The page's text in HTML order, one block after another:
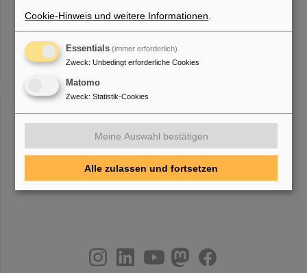
Technologie bzw. Produkt bezogeneInformationen
werden, sodass die ersten Anpassungen stattfinden können. In
diesem Sinne können die [...] n Anforderungen an
Leistungsfähigkeiten, zeitliche Lastverteilungen und in
Systemkonfigurationen
Kühlsystem abgestimmt werden. Der Green IT Cube besitzt 6
Etagen
43
youtubehelmholtz.socialfacebook
Cookie-Hinweis und weitere Informationen
Essentials (immer erforderlich)
Zweck: Unbedingt erforderliche Cookies
Matomo
Zweck: Statistik-Cookies
Meine Auswahl bestätigen
Alle zulassen und fortsetzen